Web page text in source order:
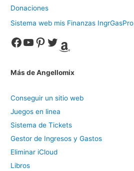
Donaciones
Sistema web mis Finanzas IngrGasPro
Facebook YouTube Pinterest Twitter Amazon
Más de Angellomix
Conseguir un sitio web
Juegos en linea
Sistema de Tickets
Gestor de Ingresos y Gastos
Eliminar iCloud
Libros